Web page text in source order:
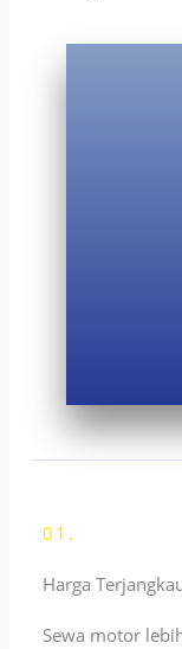
01.
Harga
Sewa motor